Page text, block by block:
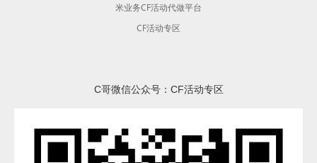
米业务CF活动代做平台
CF活动专区
C哥微信公众号：CF活动专区